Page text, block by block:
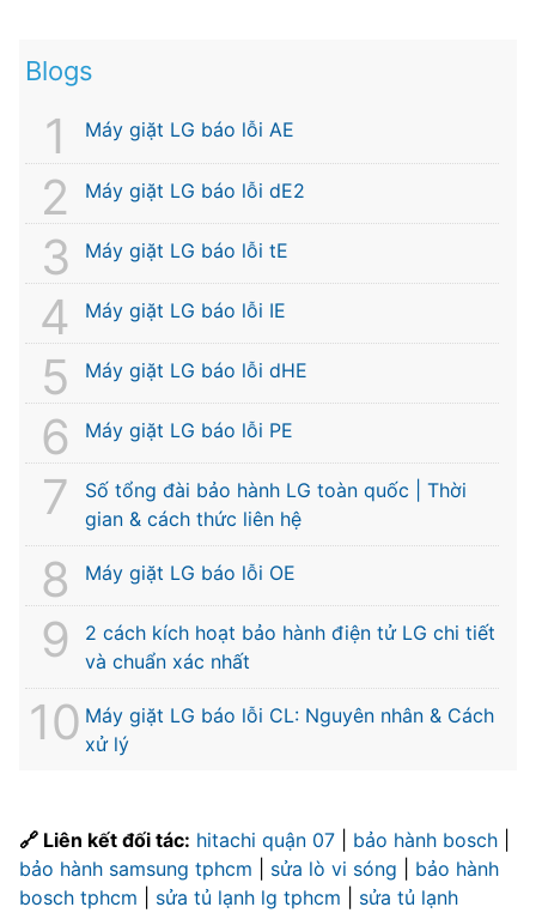
Blogs
Máy giặt LG báo lỗi AE
Máy giặt LG báo lỗi dE2
Máy giặt LG báo lỗi tE
Máy giặt LG báo lỗi IE
Máy giặt LG báo lỗi dHE
Máy giặt LG báo lỗi PE
Số tổng đài bảo hành LG toàn quốc | Thời
gian & cách thức liên hệ
Máy giặt LG báo lỗi OE
2 cách kích hoạt bảo hành điện tử LG chi tiết
và chuẩn xác nhất
Máy giặt LG báo lỗi CL: Nguyên nhân & Cách
xử lý
🔗 Liên kết đối tác: hitachi quận 07 bảo hành bosch
bảo hành samsung tphcm
sửa lò vi sóng
bảo hành
bosch tphcm
sửa tủ lạnh lg tphcm
sửa tủ lạnh